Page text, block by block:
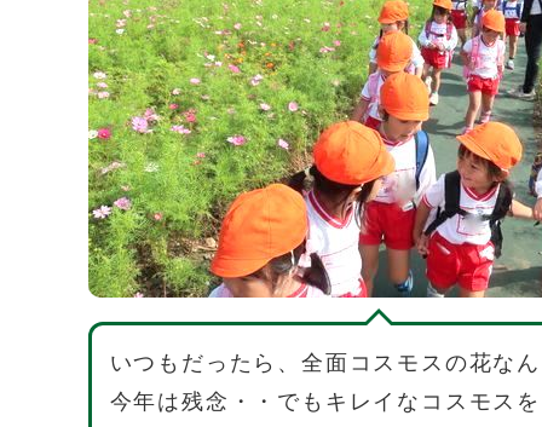
いつもだったら、全面コスモスの花な
今年は残念・・でもキレイなコスモス